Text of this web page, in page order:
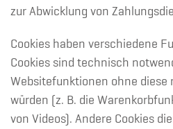
zur Abwicklung von
Cookies haben verschiedene
Cookies sind technisch
Websitefunktionen ohne
würden (z. B. die
von Videos). Andere Cookies